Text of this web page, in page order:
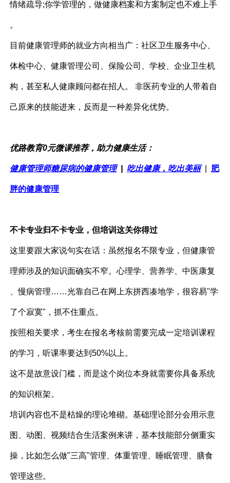
情绪疏导;你学管理的，做健康档案和方案制定也不难上手
。
目前健康管理师的就业方向相当广：社区卫生服务中心、
体检中心、健康管理公司、保险公司、学校、企业卫生机
构，甚至私人健康顾问都在招人。 非医药专业的人带着自
己原来的技能进来，反而是一种差异化优势。
优路教育0元微课推荐，助力健康生活：
健康管理师糖尿病的健康管理| 吃出健康，吃出美丽| 肥
胖的健康管理
不卡专业归不卡专业，但培训这关你得过
这里要跟大家说句实在话：虽然报名不限专业，但健康管
理师涉及的知识面确实不窄。心理学、营养学、中医康复
、慢病管理……光靠自己在网上东拼西凑地学，很容易"学
了个寂寞"，抓不住重点。
按照相关要求，考生在报名考核前需要完成一定培训课程
的学习，听课率要达到50%以上。
这不是故意设门槛，而是这个岗位本身就需要你具备系统
的知识框架。
培训内容也不是枯燥的理论堆砌。基础理论部分会用示意
图、动图、视频结合生活案例来讲，基本技能部分侧重实
操，比如怎么做"三高"管理、体重管理、睡眠管理、膳食
管理这些。